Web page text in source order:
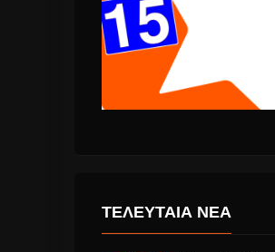
ΤΕΛΕΥΤΑΙΑ ΝΕΑ